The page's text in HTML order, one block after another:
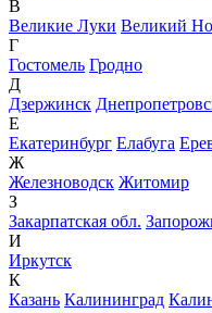
В
Великие Луки Великий
Г
Гостомель Гродно
Д
Дзержинск
Е
Екатеринбург Елабуга
Ж
Железноводск Житомир
З
Закарпатская обл.
И
Иркутск
К
Казань Калининград